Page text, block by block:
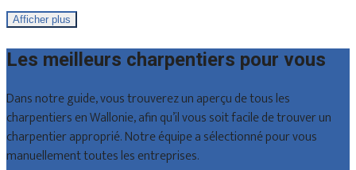
Afficher plus
Les meilleurs charpentiers pour vous
Dans notre guide, vous trouverez un aperçu de tous les
charpentiers en Wallonie, afin qu’il vous soit facile de trouver un
charpentier approprié. Notre équipe a sélectionné pour vous
manuellement toutes les entreprises.